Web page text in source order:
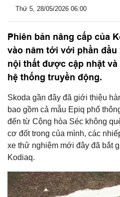
Thứ 5, 28/05/2026 06:00
Phiên bản nâng cấp của
vào năm tới với phần
nội thất được cập nhật
hệ thống truyền động.
Skoda gần đây đã giới thiệu
bao gồm cả mẫu Epiq phổ
đến từ Cộng hòa Séc không
cơ đốt trong của mình, các
xe thử nghiệm mới đây đã bắt
Kodiaq.